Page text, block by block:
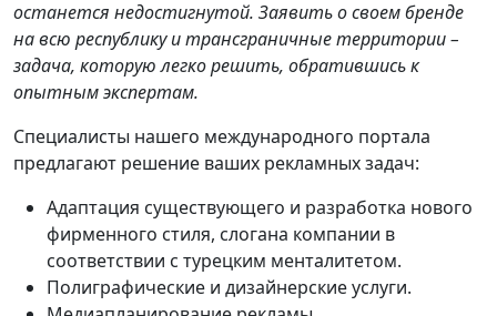
останется недостигнутой. Заявить о своем бренде
на всю республику и трансграничные территории –
задача, которую легко решить, обратившись к
опытным экспертам.
Специалисты нашего международного портала
предлагают решение ваших рекламных задач:
Адаптация существующего и разработка нового
фирменного стиля, слогана компании в
соответствии с турецким менталитетом.
Полиграфические и дизайнерские услуги.